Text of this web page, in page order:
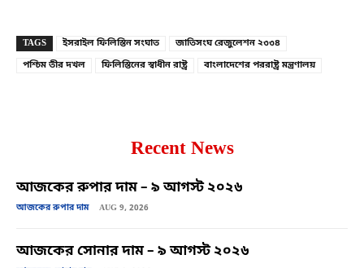
TAGS ইসরাইল ফিলিস্তিন সংঘাত
জাতিসংঘ রেজুলেশন ২৩৩৪
পশ্চিম তীর দখল
ফিলিস্তিনের স্বাধীন রাষ্ট্র বাংলাদেশের পররাষ্ট্র মন্ত্রণালয়
Recent News
আজকের রুপার দাম – ৯ আগস্ট ২০২৬
আজকের রুপার দাম AUG 9, 2026
আজকের সোনার দাম – ৯ আগস্ট ২০২৬